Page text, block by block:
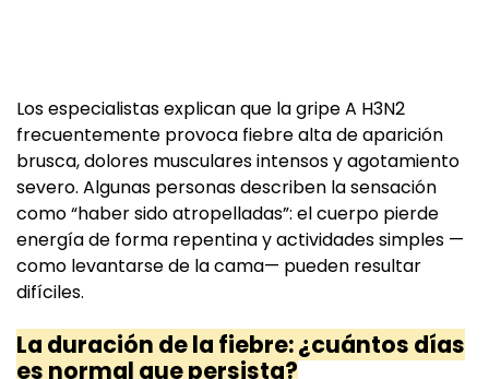
Los especialistas explican que la gripe A H3N2
frecuentemente provoca fiebre alta de aparición
brusca, dolores musculares intensos y agotamiento
severo. Algunas personas describen la sensación
como “haber sido atropelladas”: el cuerpo pierde
energía de forma repentina y actividades simples —
como levantarse de la cama— pueden resultar
difíciles.
La duración de la fiebre: ¿cuántos días
es normal que persista?